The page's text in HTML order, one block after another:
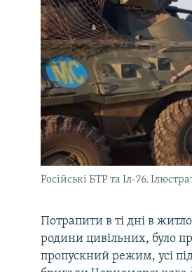
Російські БТР та Іл-76.
Потрапити в ті дні в
родини цивільних, було
пропускний режим, усі